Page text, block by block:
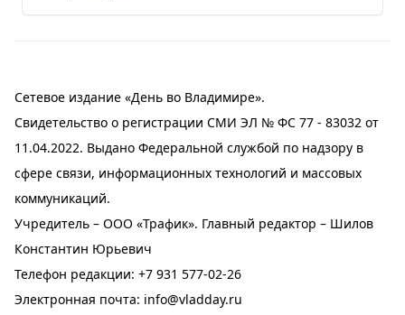
Сетевое издание «День во Владимире».
Свидетельство о регистрации СМИ ЭЛ № ФС 77 - 83032 от
11.04.2022. Выдано Федеральной службой по надзору в
сфере связи, информационных технологий и массовых
коммуникаций.
Учредитель – ООО «Трафик». Главный редактор – Шилов
Константин Юрьевич
Телефон редакции: +7 931 577-02-26
Электронная почта: info@vladday.ru